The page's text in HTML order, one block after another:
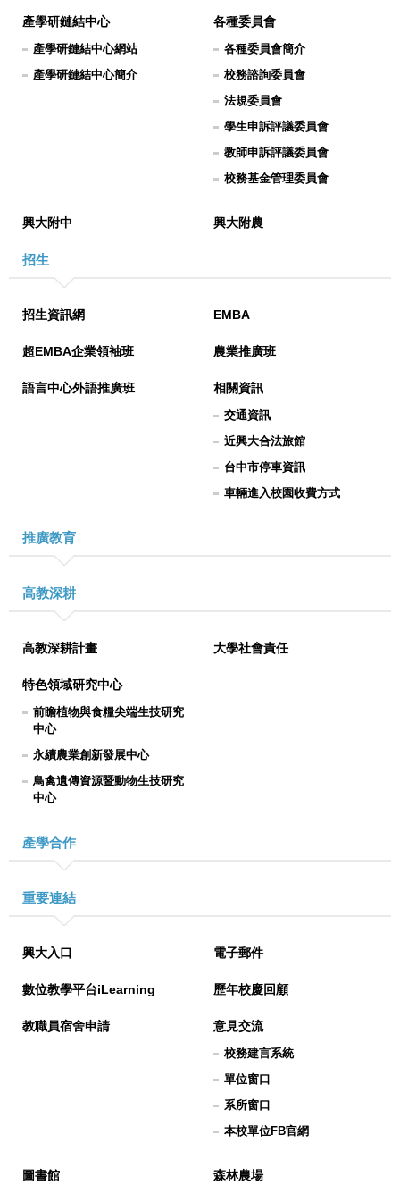
產學研鏈結中心
產學研鏈結中心網站
產學研鏈結中心簡介
各種委員會
各種委員會簡介
校務諮詢委員會
法規委員會
學生申訴評議委員會
教師申訴評議委員會
校務基金管理委員會
興大附中 興大附農
招生
招生資訊網 EMBA
超EMBA企業領袖班 農業推廣班
語言中心外語推廣班 相關資訊
交通資訊
近興大合法旅館
台中市停車資訊
車輛進入校園收費方式
推廣教育
高教深耕
高教深耕計畫 大學社會責任
特色領域研究中心
前瞻植物與食糧尖端生技研究
中心
永續農業創新發展中心
鳥禽遺傳資源暨動物生技研究
中心
產學合作
重要連結
興大入口 電子郵件
數位教學平台iLearning 歷年校慶回顧
教職員宿舍申請 意見交流
校務建言系統
單位窗口
系所窗口
本校單位FB官網
圖書館 森林農場